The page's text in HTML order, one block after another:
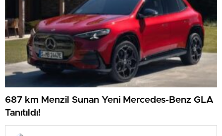
687 km Menzil Sunan Yeni Mercedes-Benz GLA
Tanıtıldı!